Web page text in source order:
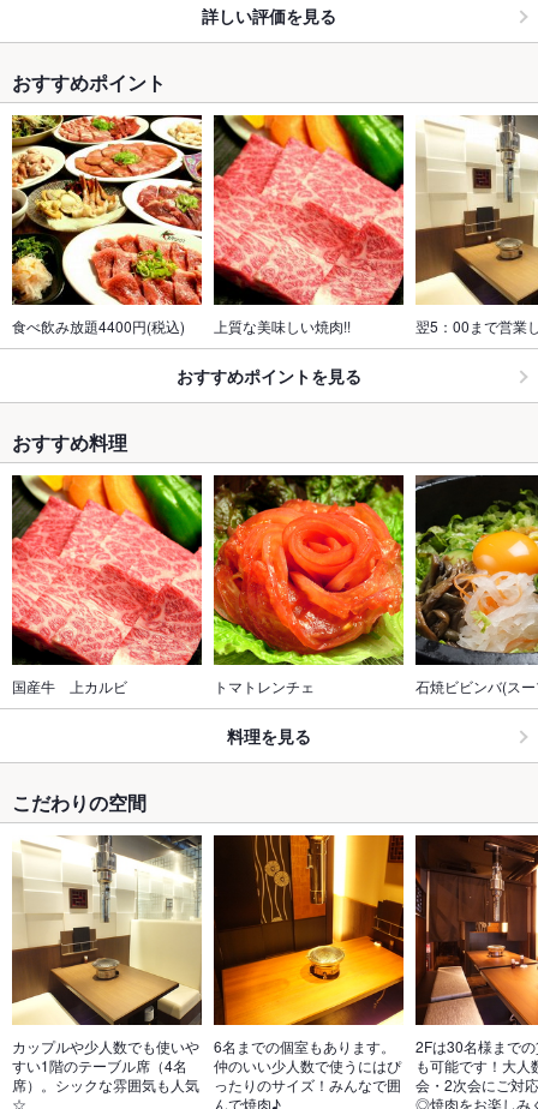
詳しい評価を見る
おすすめポイント
食べ飲み放題4400円(税込) 上質な美味しい焼肉!! 翌5：00まで営業
おすすめポイントを見る
おすすめ料理
国産牛　上カルビ トマトレンチェ 石焼ビビンバ(ス
料理を見る
こだわりの空間
カップルや少人数でも使いや
すい1階のテーブル席（4名
席）。シックな雰囲気も人気
☆
6名までの個室もあります。
仲のいい少人数で使うにはぴ
ったりのサイズ！みんなで囲
んで焼肉♪
2Fは30名様まで
も可能です！大人
会・2次会にご対
◎焼肉をお楽しみ